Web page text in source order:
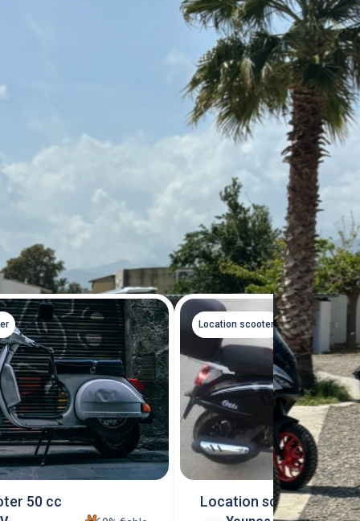
Tout voir
50 cc
Location scooter
Location scooter tnt